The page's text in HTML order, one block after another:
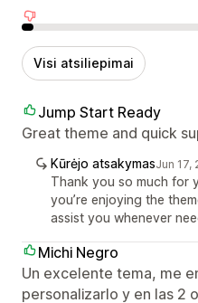
Neigiami atsiliepimai
Visi atsiliepimai
Jump Start Ready
Great theme and quick
Kūrėjo atsakymasJun 17,
Thank you so much for
you’re enjoying the
assist you whenever
Michi Negro
Un excelente tema, me
personalizarlo y en las 2